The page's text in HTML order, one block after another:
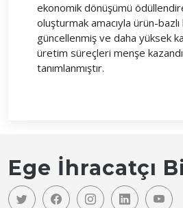
ekonomik dönüşümü
oluşturmak amacıyla ürün-
güncellenmiş ve daha yüksek
üretim süreçleri menşe
tanımlanmıştır.
Ege İhracatçı